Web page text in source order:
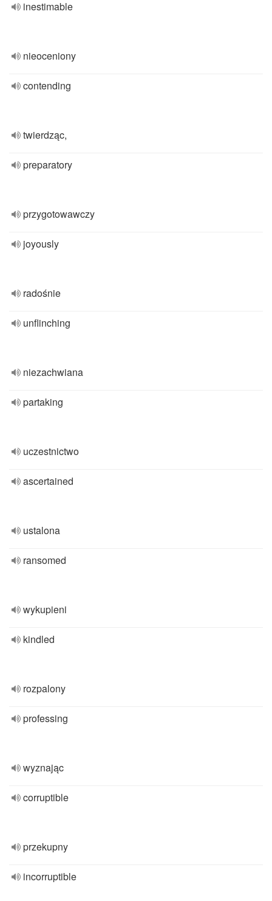
inestimable
nieoceniony
contending
twierdząc,
preparatory
przygotowawczy
joyously
radośnie
unflinching
niezachwiana
partaking
uczestnictwo
ascertained
ustalona
ransomed
wykupieni
kindled
rozpalony
professing
wyznając
corruptible
przekupny
incorruptible